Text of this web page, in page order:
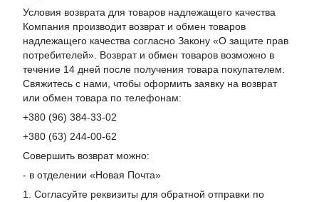
Условия возврата для товаров надлежащего качества
Компания производит возврат и обмен товаров
надлежащего качества согласно Закону «О защите прав
потребителей». Возврат и обмен товаров возможно в
течение 14 дней после получения товара покупателем.
Свяжитесь с нами, чтобы оформить заявку на возврат
или обмен товара по телефонам:
+380 (96) 384-33-02
+380 (63) 244-00-62
Совершить возврат можно:
- в отделении «Новая Почта»
1. Согласуйте реквизиты для обратной отправки по